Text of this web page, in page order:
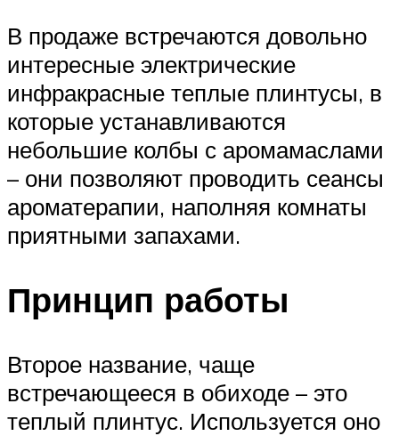
В продаже встречаются довольно
интересные электрические
инфракрасные теплые плинтусы, в
которые устанавливаются
небольшие колбы с аромамаслами
– они позволяют проводить сеансы
ароматерапии, наполняя комнаты
приятными запахами.
Принцип работы
Второе название, чаще
встречающееся в обиходе – это
теплый плинтус. Используется оно